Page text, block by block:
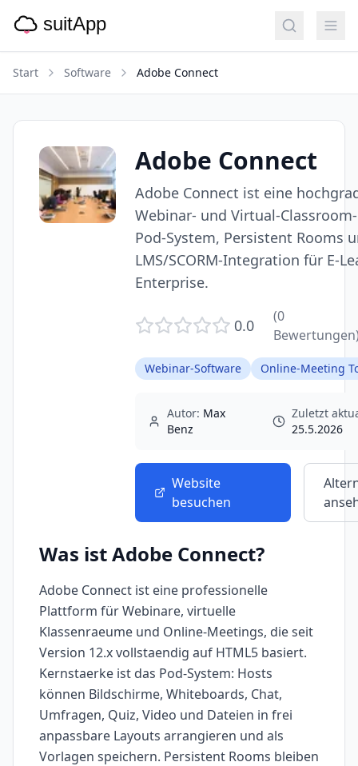
Start Software Adobe Connect
Adobe Connect
Adobe Connect ist eine
Webinar- und Virtual-
Pod-System, Persistent Rooms
LMS/SCORM-Integration für E-
Enterprise.
0.0 (0
Webinar-Software Online-Meeting
Autor: Max
Benz
Zuletzt
25.5.2026
Website
besuchen
Was istAdobe Connect?
Adobe Connect ist eine professionelle
Plattform für Webinare, virtuelle
Klassenraeume und Online-Meetings, die seit
Version 12.x vollstaendig auf HTML5 basiert.
Kernstaerke ist das Pod-System: Hosts
können Bildschirme, Whiteboards, Chat,
Umfragen, Quiz, Video und Dateien in frei
anpassbare Layouts arrangieren und als
Vorlagen speichern. Persistent Rooms bleiben